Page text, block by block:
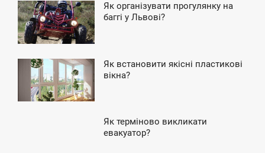
Як організувати прогулянку на
баггі у Львові?
Як встановити якісні пластикові
вікна?
Як терміново викликати
евакуатор?